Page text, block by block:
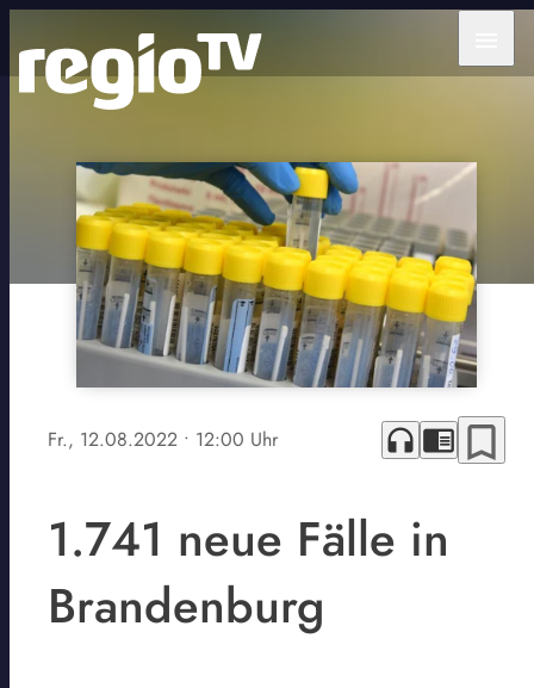
Fr., 12.08.2022 • 12:00 Uhr headphones chrome_reader_mode bookmark_border
1.741 neue Fälle in
Brandenburg